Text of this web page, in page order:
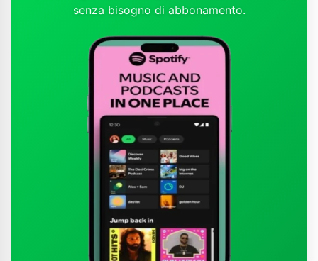
senza bisogno di abbonamento.